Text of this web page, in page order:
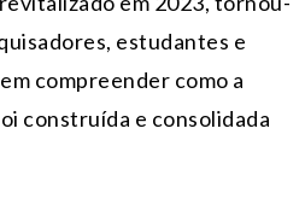
estudantes e
compreender como a
construída e consolidada